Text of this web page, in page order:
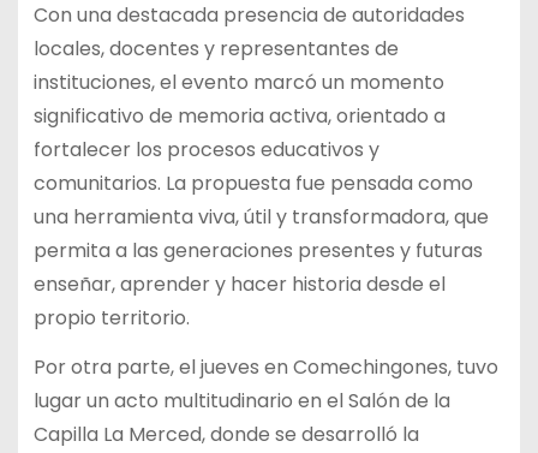
Con una destacada presencia de autoridades
locales, docentes y representantes de
instituciones, el evento marcó un momento
significativo de memoria activa, orientado a
fortalecer los procesos educativos y
comunitarios. La propuesta fue pensada como
una herramienta viva, útil y transformadora, que
permita a las generaciones presentes y futuras
enseñar, aprender y hacer historia desde el
propio territorio.
Por otra parte, el jueves en Comechingones, tuvo
lugar un acto multitudinario en el Salón de la
Capilla La Merced, donde se desarrolló la